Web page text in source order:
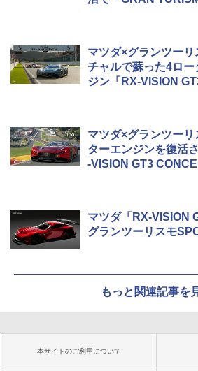
マツダ×グランツー
チャルで蘇った4ロ
ジン「RX-VISION
マツダ×グランツー
ターエンジンを復活
-VISION GT3
マツダ「RX-VISION
グランツーリスモ
もっと関連記事を
本サイトのご利用について